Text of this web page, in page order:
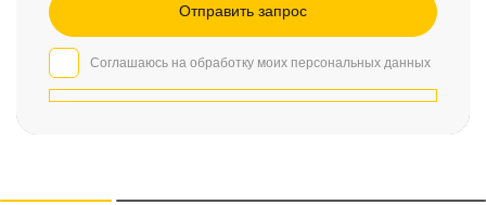
Соглашаюсь на обработку моих персональных данных